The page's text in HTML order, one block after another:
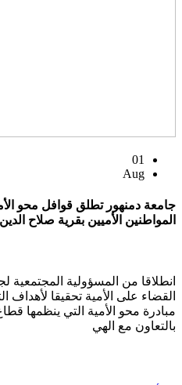
01
Aug
جامعة دمنهور تطلق قوافل محو
المواطنين الأميين بقرية صلاح
انطلاقا من المسؤولية المجتمعية
القضاء على الأمية تحقيقا لأهداف
مبادرة محو الأمية التي ينظمها
بالتعاون مع الهي